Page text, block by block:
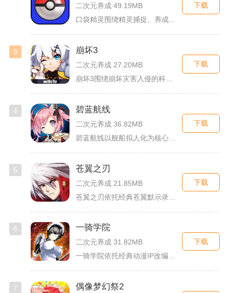
二次元养成 49.19MB
口袋精灵围绕精灵捕捉、养成、回合对战搭建完整冒险体系，玩家化...
下载
3 崩坏3
二次元养成 27.20MB
下载
4 碧蓝航线
二次元养成 36.82MB
下载
5 苍翼之刃
二次元养成 21.85MB
下载
6 一骑学院
二次元养成 31.82MB
一骑学院依托经典动漫IP改编，把三国武将化身学院少女角色，主...
下载
7 偶像梦幻祭2